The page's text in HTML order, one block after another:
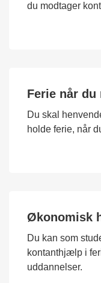
du modtager
Ferie når
Du skal
holde ferie, når
Økonomisk
Du kan som
kontanthjælp i
uddannelser.